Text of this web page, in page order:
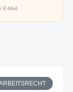
E-Mail.